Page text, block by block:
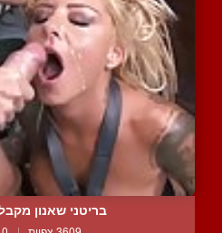
בריטני שאנון